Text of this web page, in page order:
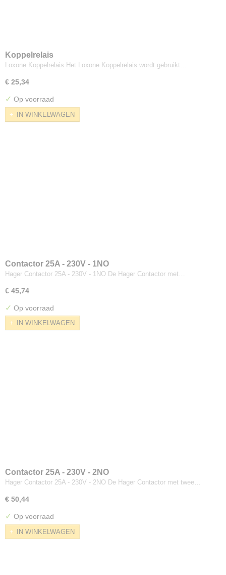
Koppelrelais
Loxone Koppelrelais Het Loxone Koppelrelais wordt gebruikt…
€ 25,34
✓ Op voorraad
IN WINKELWAGEN
Contactor 25A - 230V - 1NO
Hager Contactor 25A - 230V - 1NO De Hager Contactor met…
€ 45,74
✓ Op voorraad
IN WINKELWAGEN
Contactor 25A - 230V - 2NO
Hager Contactor 25A - 230V - 2NO De Hager Contactor met twee…
€ 50,44
✓ Op voorraad
IN WINKELWAGEN